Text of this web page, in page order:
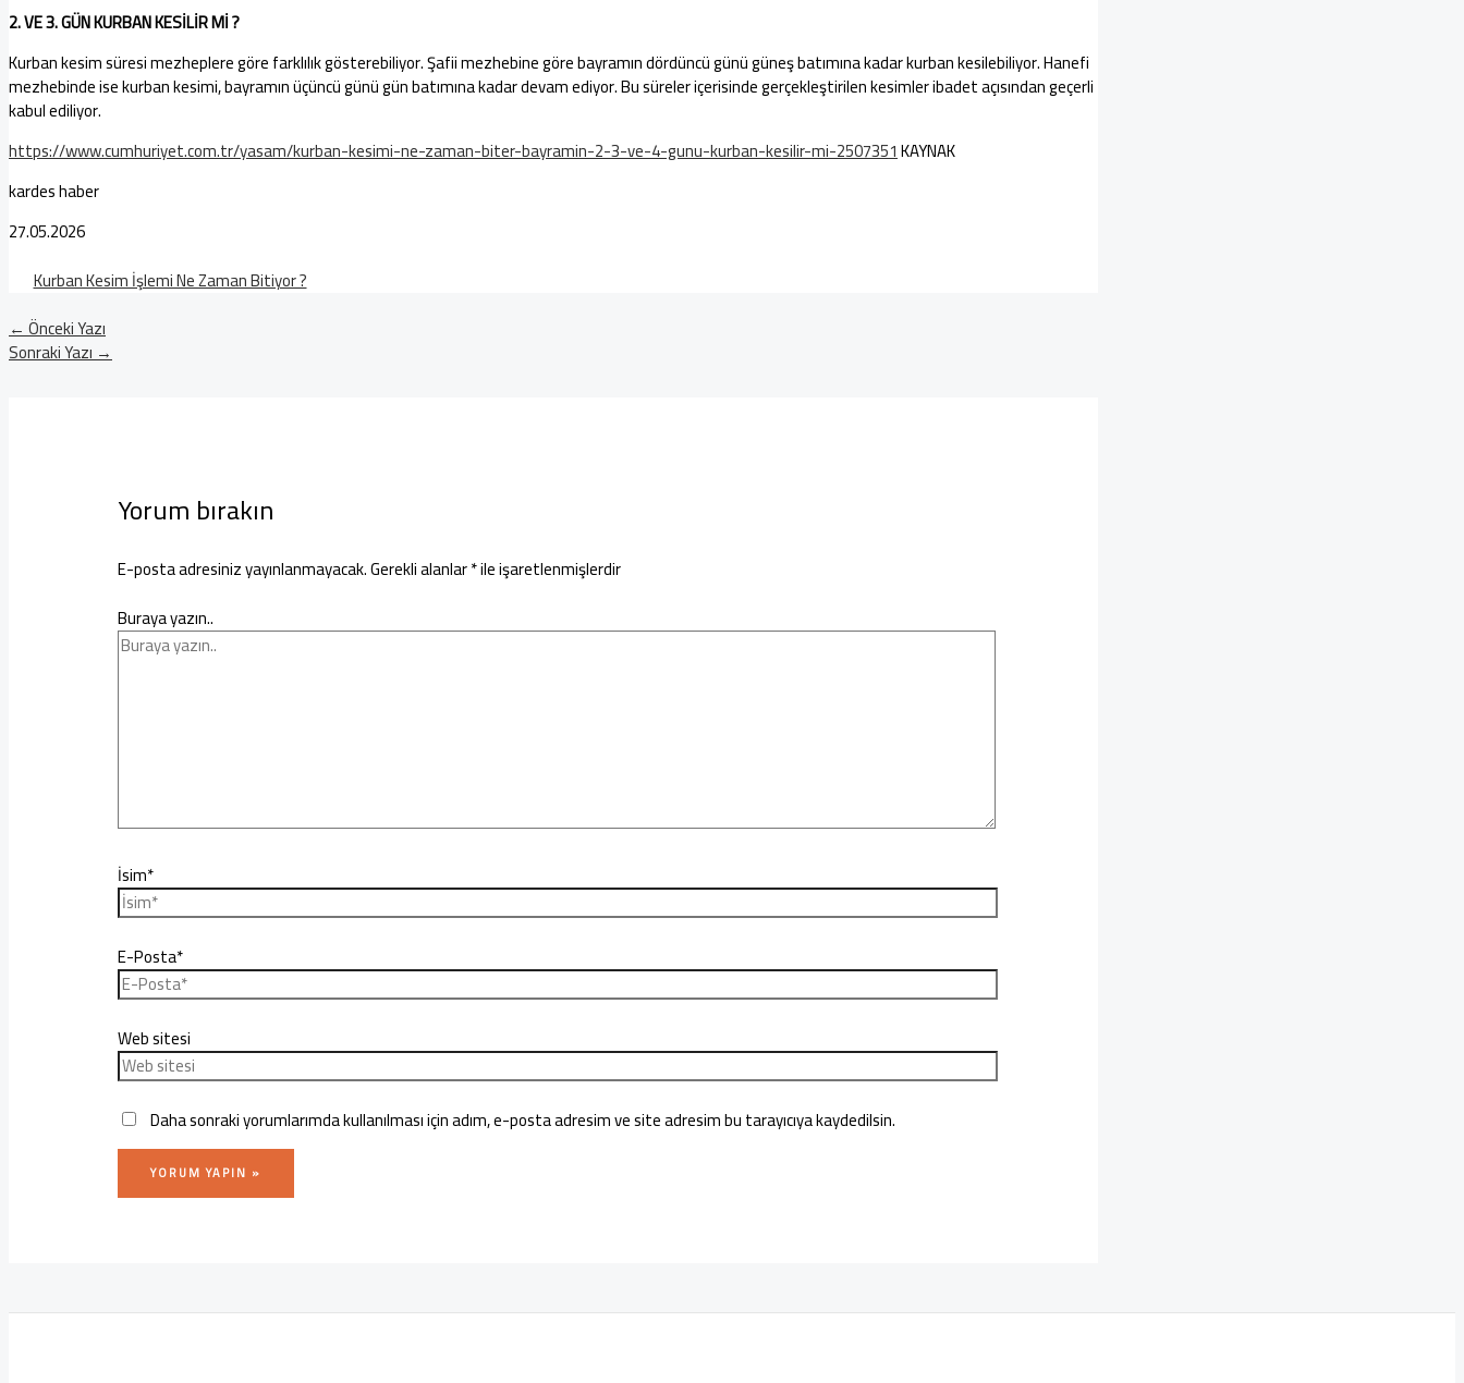
2. VE 3. GÜN KURBAN KESİLİR Mİ ?
Kurban kesim süresi mezheplere göre farklılık gösterebiliyor. Şafii mezhebine göre bayramın dördüncü günü güneş batımına kadar kurban kesilebiliyor. Hanefi
mezhebinde ise kurban kesimi, bayramın üçüncü günü gün batımına kadar devam ediyor. Bu süreler içerisinde gerçekleştirilen kesimler ibadet açısından geçerli
kabul ediliyor.
https://www.cumhuriyet.com.tr/yasam/kurban-kesimi-ne-zaman-biter-bayramin-2-3-ve-4-gunu-kurban-kesilir-mi-2507351KAYNAK
kardes haber
27.05.2026
Kurban Kesim İşlemi Ne Zaman Bitiyor ?
←Önceki Yazı
Sonraki Yazı→
Yorum bırakın
E-posta adresiniz yayınlanmayacak.Gerekli alanlar*ile işaretlenmişlerdir
Buraya yazın..
İsim*
E-Posta*
Web sitesi
Daha sonraki yorumlarımda kullanılması için adım, e-posta adresim ve site adresim bu tarayıcıya kaydedilsin.